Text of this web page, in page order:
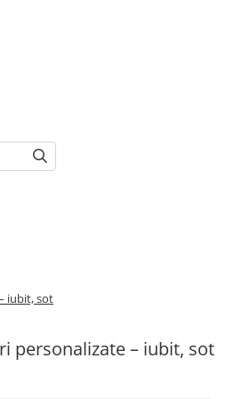
iubit, sot
personalizate – iubit, sot